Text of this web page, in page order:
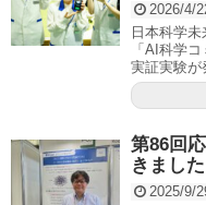
2026/4/
日本科学
「AI科学
実証実験が
第86回
きました
2025/9/